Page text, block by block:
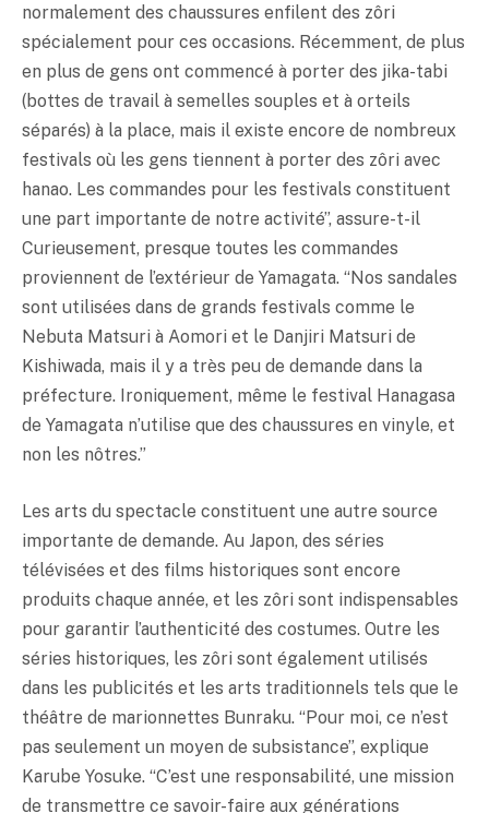
normalement des chaussures enfilent des zôri
spécialement pour ces occasions. Récemment, de plus
en plus de gens ont commencé à porter des jika-tabi
(bottes de travail à semelles souples et à orteils
séparés) à la place, mais il existe encore de nombreux
festivals où les gens tiennent à porter des zôri avec
hanao. Les commandes pour les festivals constituent
une part importante de notre activité”, assure-t-il
Curieusement, presque toutes les commandes
proviennent de l’extérieur de Yamagata. “Nos sandales
sont utilisées dans de grands festivals comme le
Nebuta Matsuri à Aomori et le Danjiri Matsuri de
Kishiwada, mais il y a très peu de demande dans la
préfecture. Ironiquement, même le festival Hanagasa
de Yamagata n’utilise que des chaussures en vinyle, et
non les nôtres.”
Les arts du spectacle constituent une autre source
importante de demande. Au Japon, des séries
télévisées et des films historiques sont encore
produits chaque année, et les zôri sont indispensables
pour garantir l’authenticité des costumes. Outre les
séries historiques, les zôri sont également utilisés
dans les publicités et les arts traditionnels tels que le
théâtre de marionnettes Bunraku. “Pour moi, ce n’est
pas seulement un moyen de subsistance”, explique
Karube Yosuke. “C’est une responsabilité, une mission
de transmettre ce savoir-faire aux générations